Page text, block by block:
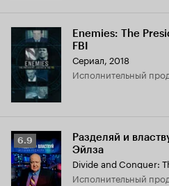
Enemies: The
FBI
Сериал, 2018
исполнительный
Рейтинг
Кинопоиска
6.9
6.9
Разделяй и
Эйлза
исполнительный